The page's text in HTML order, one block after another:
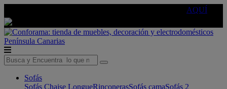
AQUÍ
Península Canarias
Sofás
Sofás Chaise LongueRinconerasSofás camaSofás 2